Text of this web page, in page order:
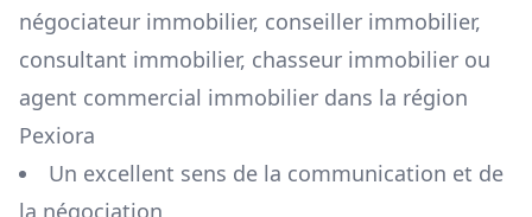
négociateur immobilier, conseiller immobilier,
consultant immobilier, chasseur immobilier ou
agent commercial immobilier dans la région
Pexiora
Un excellent sens de la communication et de